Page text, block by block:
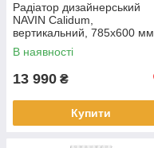
Радіатор дизайнерський
NAVIN Calidum,
вертикальний, 785x600 мм,
990 Вт, бічне підключення,
білий
В наявності
13 990 ₴
Купити